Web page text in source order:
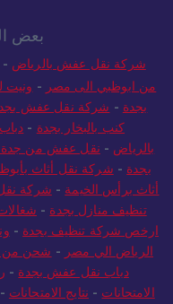
بعض
شركة نقل عفش بالرياض -
من ابوظبي الى مصر - ونيت
بجدة - شركة نقل عفش
كنب بالبخار بجدة -
بالرياض - نقل عفش من جدة
بجدة - شركة نقل أثاث
أثاث برأس الخيمة - شركة نقل
تنظيف منازل بجدة -
ارخص شركة تنظيف بجدة -
الرياض الي مصر - شحن من
دباب نقل عفش بجدة -
الامتحانات - نتايج الامتحانات -